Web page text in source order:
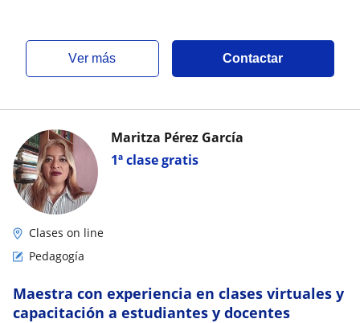
ver más Contactar
1ª clase gratis
Maritza Pérez García
Clases on line
Pedagogía
Maestra con experiencia en clases virtuales y
capacitación a estudiantes y docentes